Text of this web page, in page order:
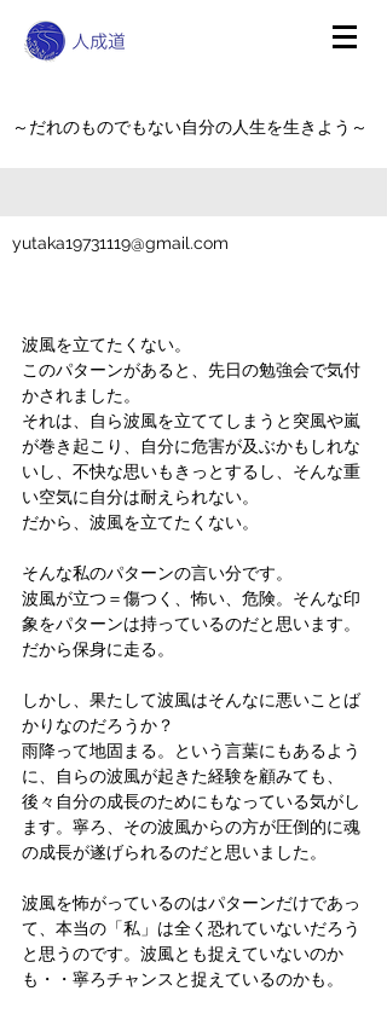
～だれのものでもない自分の人生を生きよう～
yutaka19731119@gmail.com
波風を立てたくない。
このパターンがあると、先日の勉強会で気付
かされました。
それは、自ら波風を立ててしまうと突風や嵐
が巻き起こり、自分に危害が及ぶかもしれな
いし、不快な思いもきっとするし、そんな重
い空気に自分は耐えられない。
だから、波風を立てたくない。
そんな私のパターンの言い分です。
波風が立つ＝傷つく、怖い、危険。そんな印
象をパターンは持っているのだと思います。
だから保身に走る。
しかし、果たして波風はそんなに悪いことば
かりなのだろうか？
雨降って地固まる。という言葉にもあるよう
に、自らの波風が起きた経験を顧みても、
後々自分の成長のためにもなっている気がし
ます。寧ろ、その波風からの方が圧倒的に魂
の成長が遂げられるのだと思いました。
波風を怖がっているのはパターンだけであっ
て、本当の「私」は全く恐れていないだろう
と思うのです。波風とも捉えていないのか
も・・寧ろチャンスと捉えているのかも。